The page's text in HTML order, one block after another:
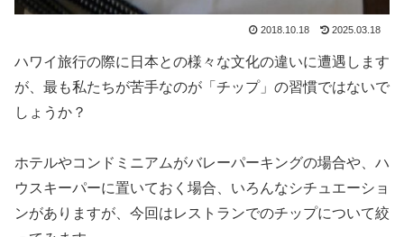
2018.10.18 2025.03.18
ハワイ旅行の際に日本との様々な文化の違いに遭遇します
が、最も私たちが苦手なのが「チップ」の習慣ではないで
しょうか？
ホテルやコンドミニアムがバレーパーキングの場合や、ハ
ウスキーパーに置いておく場合、いろんなシチュエーショ
ンがありますが、今回はレストランでのチップについて絞